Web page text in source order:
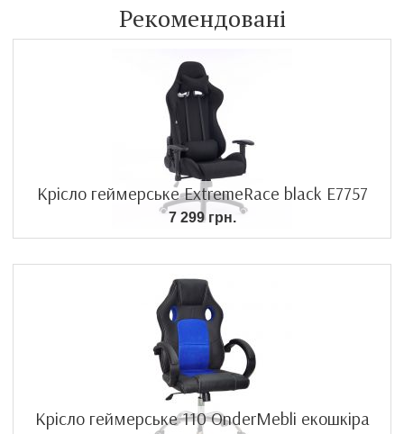
Рекомендовані
Крісло геймерське ExtremeRace black E7757
7 299 грн.
Крісло геймерське 110 OnderMebli екошкіра